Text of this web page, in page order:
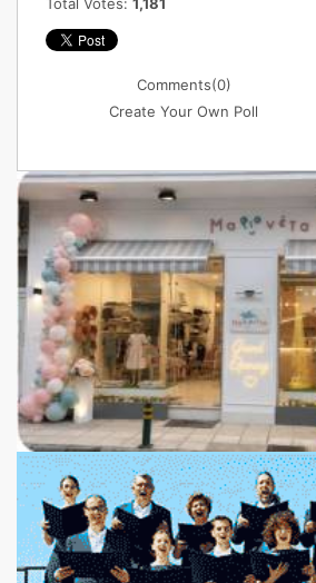
Comments(0)
Create Your Own Poll